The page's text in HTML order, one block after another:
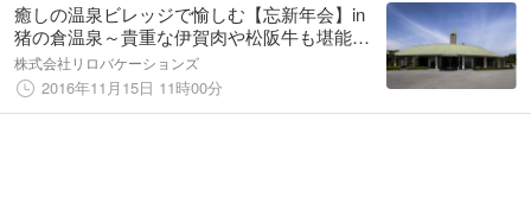
癒しの温泉ビレッジで愉しむ【忘新年会】in
猪の倉温泉～貴重な伊賀肉や松阪牛も堪能で
きる多彩なプランで
株式会社リロバケーションズ
2016年11月15日 11時00分